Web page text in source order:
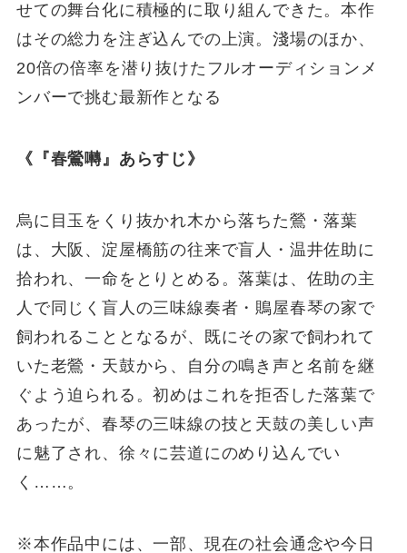
せての舞台化に積極的に取り組んできた。本作
はその総⼒を注ぎ込んでの上演。淺場のほか、
20倍の倍率を潜り抜けたフルオーディションメ
ンバーで挑む最新作となる
《『春鶯囀』あらすじ》
烏に⽬⽟をくり抜かれ⽊から落ちた鶯・落葉
は、⼤阪、淀屋橋筋の往来で盲⼈・温井佐助に
拾われ、⼀命をとりとめる。落葉は、佐助の主
⼈で同じく盲⼈の三味線奏者・鵙屋春琴の家で
飼われることとなるが、既にその家で飼われて
いた⽼鶯・天⿎から、⾃分の鳴き声と名前を継
ぐよう迫られる。初めはこれを拒否した落葉で
あったが、春琴の三味線の技と天⿎の美しい声
に魅了され、徐々に芸道にのめり込んでい
く……。
※本作品中には、⼀部、現在の社会通念や今⽇